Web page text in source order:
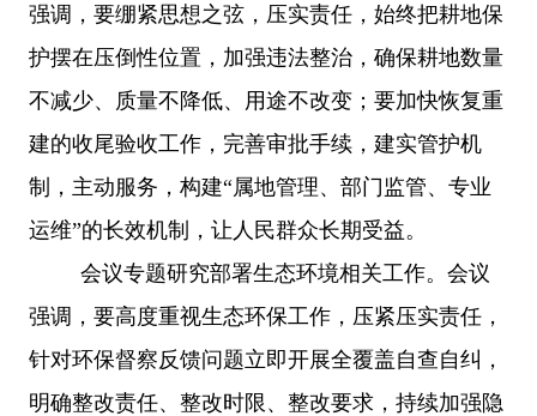
强调，要绷紧思想之弦，压实责任，始终把耕地保
护摆在压倒性位置，加强违法整治，确保耕地数量
不减少、质量不降低、用途不改变；要加快恢复重
建的收尾验收工作，完善审批手续，建实管护机
制，主动服务，构建“属地管理、部门监管、专业
运维”的长效机制，让人民群众长期受益。
会议专题研究部署生态环境相关工作。会议
强调，要高度重视生态环保工作，压紧压实责任，
针对环保督察反馈问题立即开展全覆盖自查自纠，
明确整改责任、整改时限、整改要求，持续加强隐